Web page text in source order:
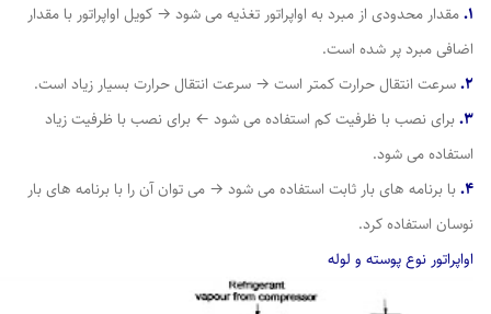
1. مقدار محدودی از مبرد به اواپراتور تغذیه می شود → کویل اواپراتور با مقدار
اضافی مبرد پر شده است.
2. سرعت انتقال حرارت کمتر است → سرعت انتقال حرارت بسیار زیاد است.
3. برای نصب با ظرفیت کم استفاده می شود ← برای نصب با ظرفیت زیاد
استفاده می شود.
4. با برنامه های بار ثابت استفاده می شود → می توان آن را با برنامه های بار
نوسان استفاده کرد.
اواپراتور نوع پوسته و لوله